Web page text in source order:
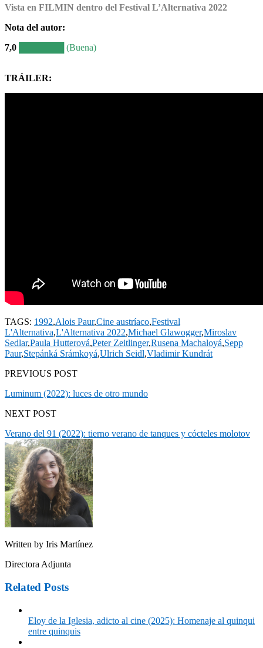
Vista en FILMIN dentro del Festival L’Alternativa 2022
Nota del autor:
7,0
███████ (Buena)
TRÁILER:
TAGS: 1992,Alois Paur,Cine austríaco,Festival
L'Alternativa,L'Alternativa 2022,Michael Glawogger,Miroslav
Sedlar,Paula Hutterová,Peter Zeitlinger,Rusena Machaloyá,Sepp
Paur,Stepánká Srámkoyá,Ulrich Seidl,Vladimir Kundrát
PREVIOUS POST
Luminum (2022): luces de otro mundo
NEXT POST
Verano del 91 (2022): tierno verano de tanques y cócteles molotov
Written by Iris Martínez
Directora Adjunta
Related Posts
Eloy de la Iglesia, adicto al cine (2025): Homenaje al quinqui
entre quinquis